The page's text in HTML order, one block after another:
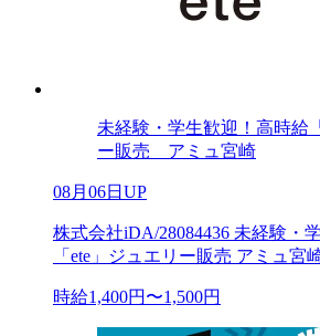
未経験・学生歓迎！高時給
ー販売 アミュ宮崎
08月06日UP
株式会社iDA/28084436 未経験・
「ete」ジュエリー販売 アミュ宮
時給1,400円〜1,500円